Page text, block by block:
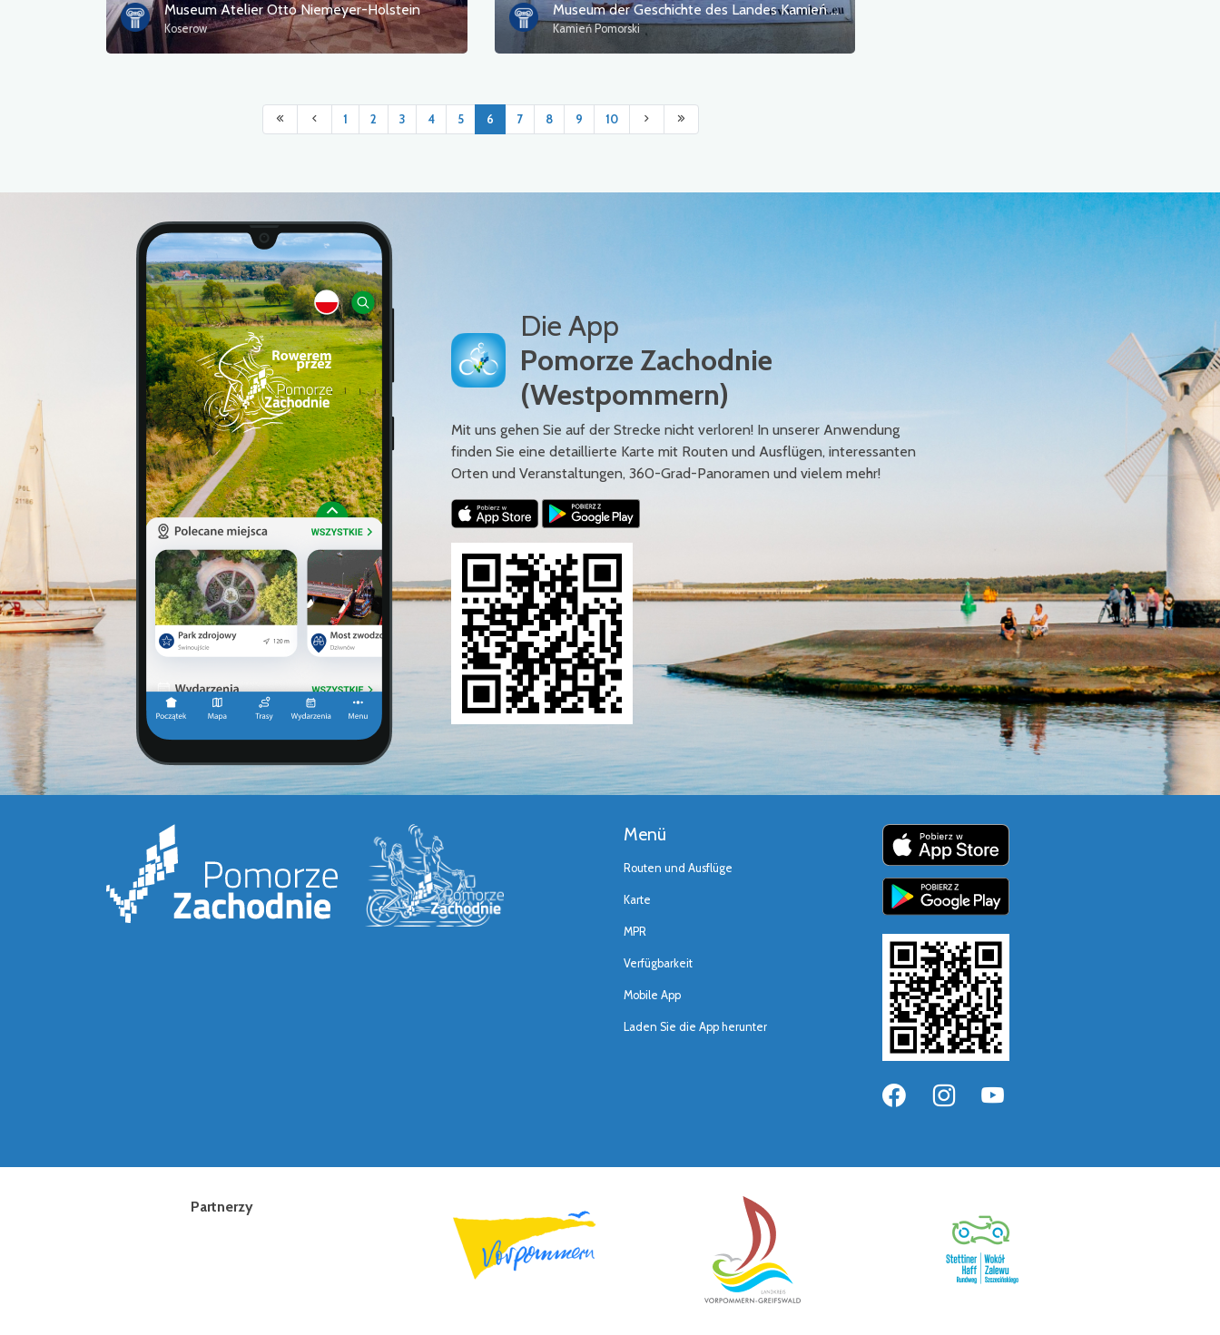
Museum Atelier Otto Niemeyer-Holstein
Koserow
Museum der Geschichte des Landes Kamień Pomorski
Kamień Pomorski
1 2 3 4 5 6 7 8 9 10
Die App
Pomorze Zachodnie
(Westpommern)
Mit uns gehen Sie auf der Strecke nicht verloren! In unserer Anwendung
finden Sie eine detaillierte Karte mit Routen und Ausflügen, interessanten
Orten und Veranstaltungen, 360-Grad-Panoramen und vielem mehr!
Menü
Routen und Ausflüge
Karte
MPR
Verfügbarkeit
Mobile App
Laden Sie die App herunter
Partnerzy